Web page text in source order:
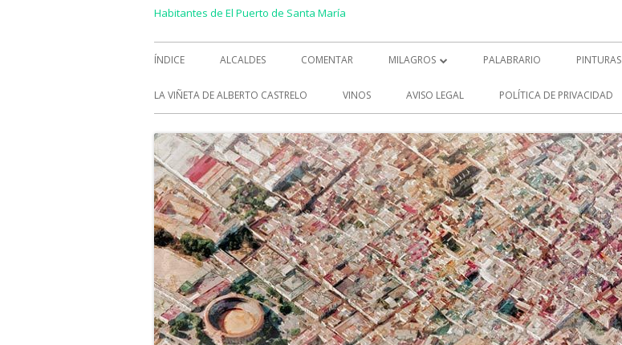
Habitantes de El Puerto de Santa María
Menú
principal
ÍNDICE ALCALDES COMENTAR MILAGROS
MILAGROS (2)
PALABRARIO PINTURAS
LA VIÑETA DE ALBERTO CASTRELO VINOS AVISO LEGAL POLÍTICA DE PRIVACIDAD